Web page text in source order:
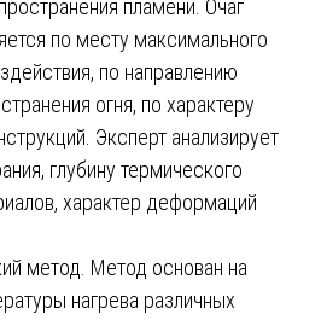
пламени. Очаг
по месту максимального
по направлению
огня, по характеру
Эксперт анализирует
глубину термического
характер деформаций
метод. Метод основан на
нагрева различных